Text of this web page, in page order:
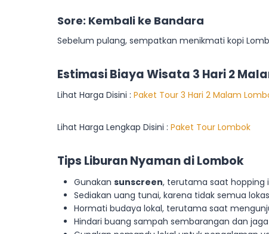
Sore: Kembali ke Bandara
Sebelum pulang, sempatkan menikmati kopi
Estimasi Biaya Wisata 3 Hari 2
Lihat Harga Disini : Paket Tour 3 Hari 2 Malam
Lihat Harga Lengkap Disini : Paket Tour Lombok
Tips Liburan Nyaman di Lombok
Gunakan sunscreen, terutama saat hopping
Sediakan uang tunai, karena tidak semua
Hormati budaya lokal, terutama saat
Hindari buang sampah sembarangan dan